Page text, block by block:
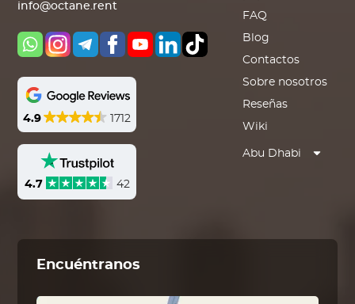
info@octane.rent
4.9 1712
4.7 42
FAQ
Blog
Contactos
Sobre nosotros
Reseñas
Wiki
Abu Dhabi
Encuéntranos